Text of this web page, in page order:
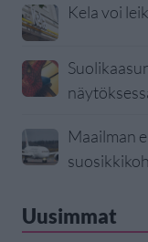
Kela voi
Maailman
Uusimmat